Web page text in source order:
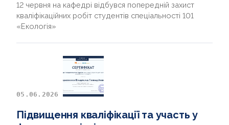
12 червня на кафедрі відбувся попередній захист
кваліфікаційних робіт студентів спеціальності 101
«Екологія»
05.06.2026
Підвищення кваліфікації та участь у